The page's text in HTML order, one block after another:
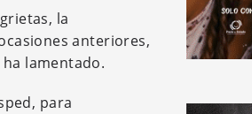
la
anteriores,
lamentado.
para